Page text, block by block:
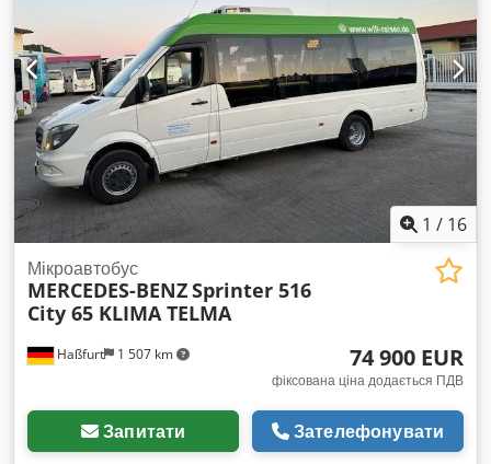
обслуговування. Геометрія верстата перевірена та
відкоригована/налаштована Можливий огляд під напругою
або відеоогляд Приблизно 4 тижні з моменту замовлення
Dcjdpfxezfkbaj Ag Esk Гарантія 6 місяців на основні
компоненти: Підшипники шпинделя, кулькові гвинти, лінійні
направляючі, затискний циліндр. Гарантія поширюється
виключно на запасні частини, не покриває втрати
виробничого часу, витрати робочого часу чи часу на
поїздки. Не поширюється на інші частини, наприклад,
зношувані деталі, електрика, електроніка, гідравліка тощо.
1 / 16
Haßfurt 1 507 km
Мікроавтобус
MERCEDES-BENZSprinter 516
City 65 KLIMA TELMA
74 900 EUR
фіксована ціна додається ПДВ
Запитати Зателефонувати